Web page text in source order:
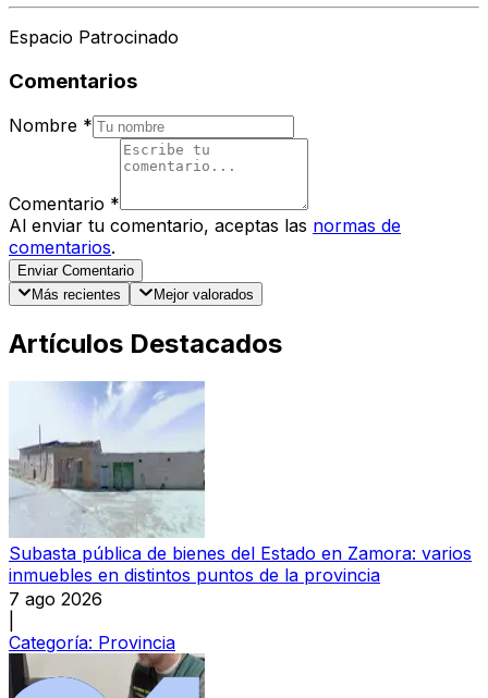
Espacio Patrocinado
Comentarios
Nombre *
Comentario *
Al enviar tu comentario, aceptas las normas de
comentarios.
Enviar Comentario
Más recientes
Mejor valorados
Artículos Destacados
Subasta pública de bienes del Estado en Zamora: varios
inmuebles en distintos puntos de la provincia
7 ago 2026
Categoría: Provincia